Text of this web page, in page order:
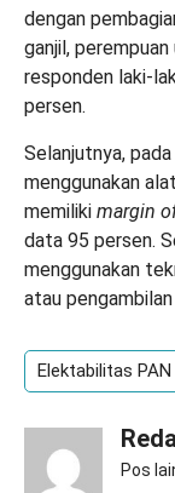
dengan
ganjil,
responden laki-
persen.
Selanjutnya,
menggunakan
memiliki margin
data 95 persen.
menggunakan
atau
Elektabilitas
Pos